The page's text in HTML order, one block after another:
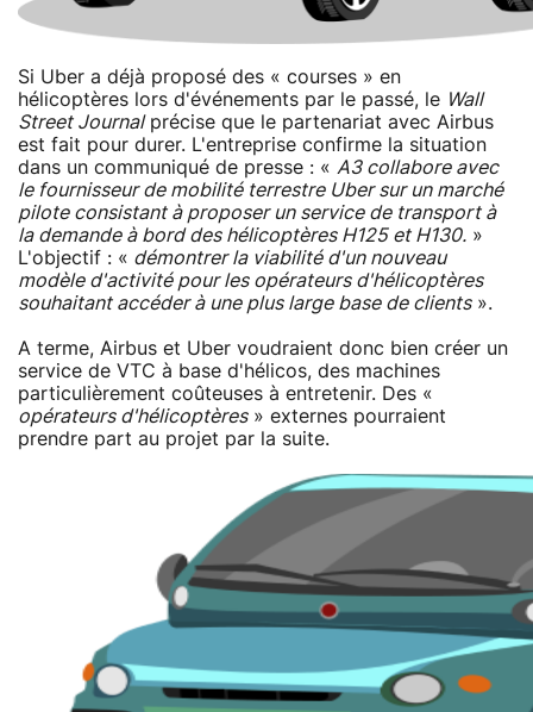
Si Uber a déjà proposé des « courses » en
hélicoptères lors d'événements par le passé, le Wall
Street Journalprécise que le partenariat avec Airbus
est fait pour durer. L'entreprise confirme la situation
dans un communiqué de presse : « A3 collabore avec
le fournisseur de mobilité terrestre Uber sur un marché
pilote consistant à proposer un ­service de transport à
la demande à bord des hélicoptères H125 et H130. »
L'objectif : « démontrer la viabilité d'un nouveau
modèle d'activité pour les opérateurs d'hélicoptères
souhaitant accéder à une plus large base de clients».
A terme, Airbus et Uber voudraient donc bien créer un
service de VTC à base d'hélicos, des machines
particulièrement coûteuses à entretenir. Des «
opérateurs d'hélicoptères» externes pourraient
prendre part au projet par la suite.